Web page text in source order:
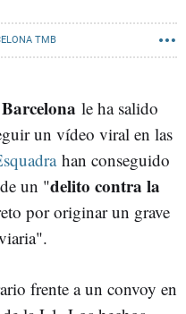
TMB
le ha salido
un vídeo viral en las
han conseguido
un "delito contra la
por originar un grave
frente a un convoy en